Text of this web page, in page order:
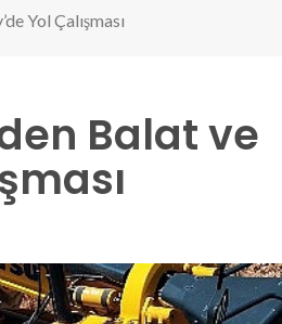
Yol Çalışması
Balat ve